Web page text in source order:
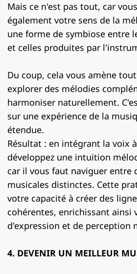
Mais ce n'est pas tout, car
également votre sens de la
une forme de symbiose entre
et celles produites par
Du coup, cela vous amène
explorer des mélodies
harmoniser naturellement.
sur une expérience de la
étendue.
Résultat : en intégrant la voix
développez une intuition
car il vous faut naviguer entre
musicales distinctes. Cette
votre capacité à créer des
cohérentes, enrichissant ainsi
d'expression et de perception
4. DEVENIR UN MEILLEUR